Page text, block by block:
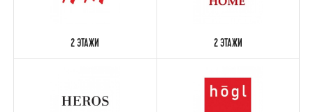
2 ЭТАЖИ 2 ЭТАЖИ